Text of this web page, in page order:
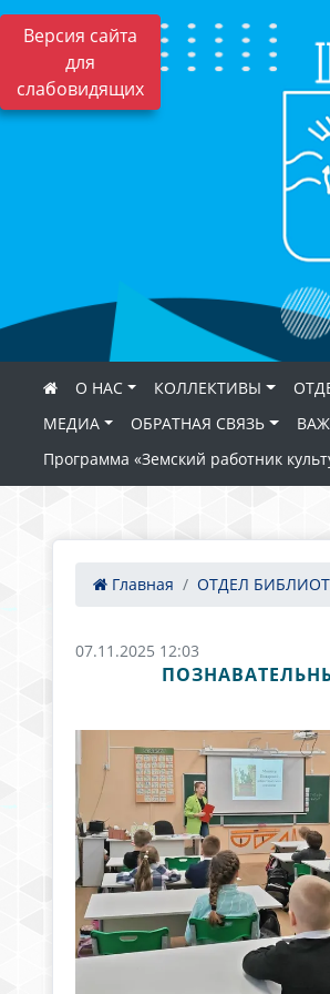
Версия сайта
для
слабовидящих
О НАС КОЛЛЕКТИВЫ
МЕДИА
ОБРАТНАЯ СВЯЗЬ
Программа «Земский работник
Главная ОТДЕЛ
07.11.2025 12:03